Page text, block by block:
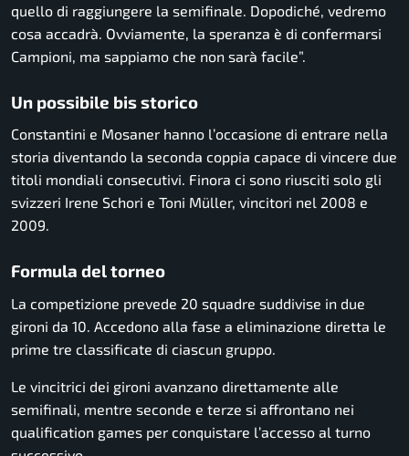
quello di raggiungere la semifinale. Dopodiché, vedremo
cosa accadrà. Ovviamente, la speranza è di confermarsi
Campioni, ma sappiamo che non sarà facile”.
Un possibile bis storico
Constantini e Mosaner hanno l’occasione di entrare nella
storia diventando la seconda coppia capace di vincere due
titoli mondiali consecutivi. Finora ci sono riusciti solo gli
svizzeri Irene Schori e Toni Müller, vincitori nel 2008 e
2009.
Formula del torneo
La competizione prevede 20 squadre suddivise in due
gironi da 10. Accedono alla fase a eliminazione diretta le
prime tre classificate di ciascun gruppo.
Le vincitrici dei gironi avanzano direttamente alle
semifinali, mentre seconde e terze si affrontano nei
qualification games per conquistare l’accesso al turno